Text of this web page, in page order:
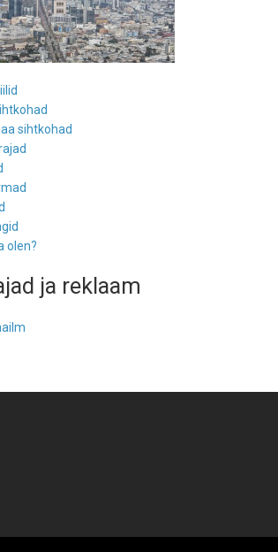
sihtkohad
olen?
ja reklaam